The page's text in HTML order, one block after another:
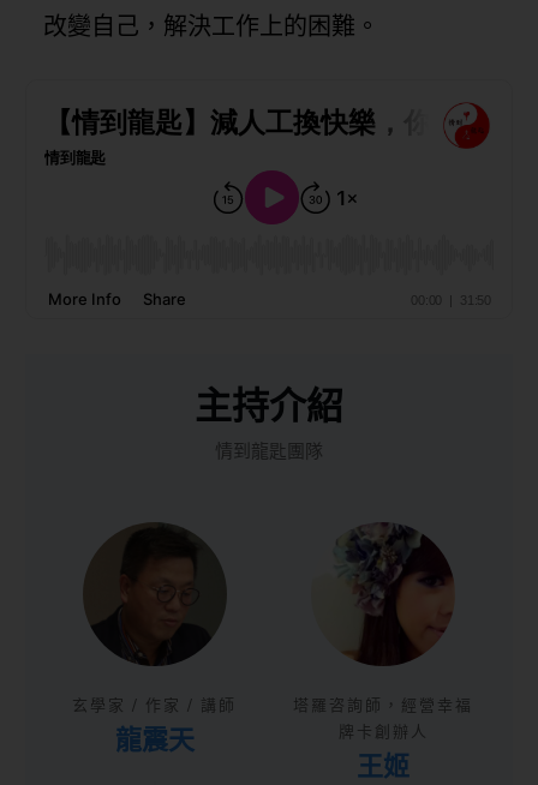
改變自己，解決工作上的困難。
主持介紹
情到龍匙團隊
玄學家 / 作家 / 講師
龍震天
塔羅咨詢師，經營幸福
牌卡創辦人
王姬